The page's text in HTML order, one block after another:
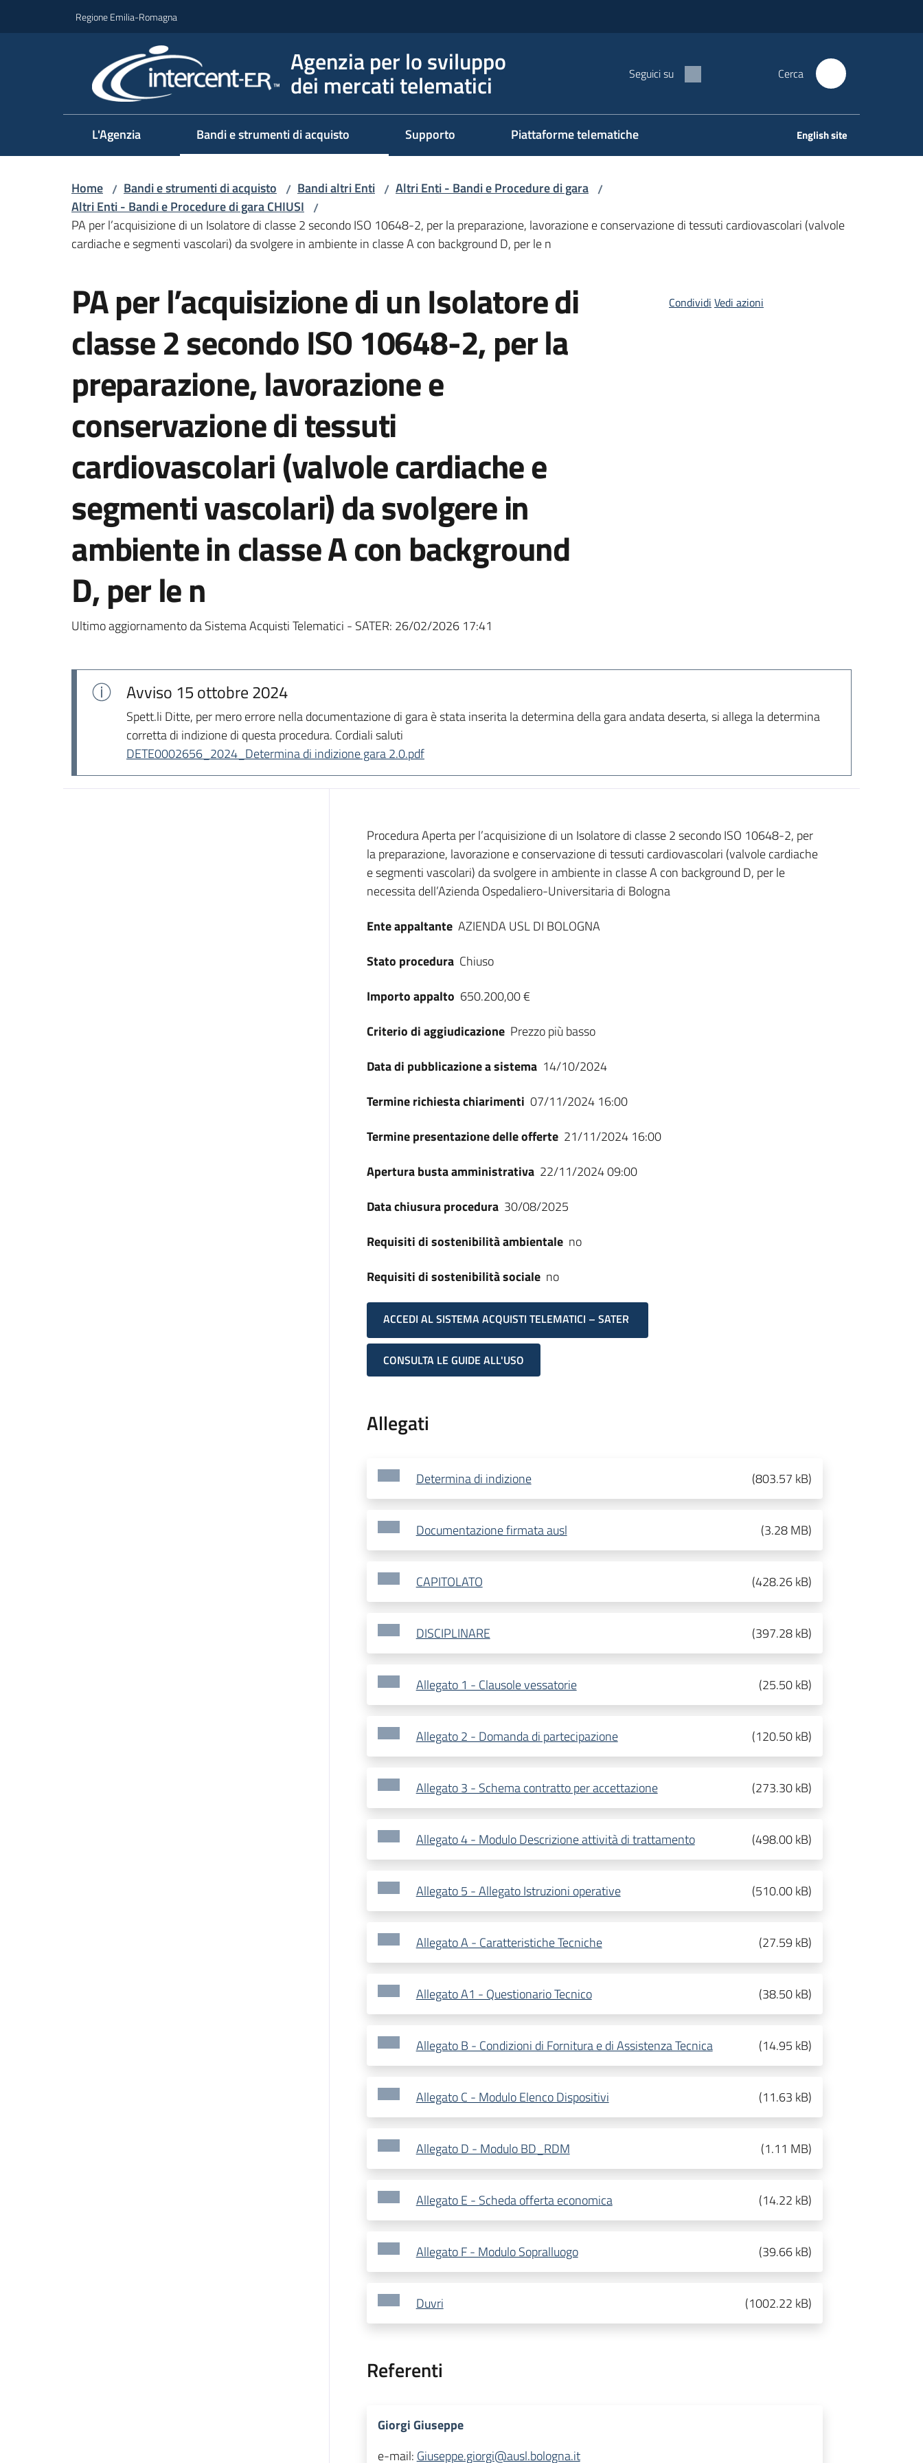
Regione Emilia-Romagna
Agenzia per lo sviluppo
dei mercati telematici Seguici su Cerca
L'Agenzia Bandi e strumenti di acquisto Supporto Piattaforme telematiche English site
Home / Bandi e strumenti di acquisto / Bandi altri Enti / Altri Enti - Bandi e Procedure di gara /
Altri Enti - Bandi e Procedure di gara CHIUSI /
PA per l’acquisizione di un Isolatore di classe 2 secondo ISO 10648-2, per la preparazione, lavorazione e conservazione di tessuti cardiovascolari (valvole
cardiache e segmenti vascolari) da svolgere in ambiente in classe A con background D, per le n
PA per l’acquisizione di un Isolatore di
classe 2 secondo ISO 10648-2, per la
preparazione, lavorazione e
conservazione di tessuti
cardiovascolari (valvole cardiache e
segmenti vascolari) da svolgere in
ambiente in classe A con background
D, per le n
Ultimo aggiornamento da Sistema Acquisti Telematici - SATER: 26/02/2026 17:41
Condividi Vedi azioni
Avviso 15 ottobre 2024
Spett.li Ditte, per mero errore nella documentazione di gara è stata inserita la determina della gara andata deserta, si allega la determina
corretta di indizione di questa procedura. Cordiali saluti
DETE0002656_2024_Determina di indizione gara 2.0.pdf
Dati del bando
Procedura Aperta per l’acquisizione di un Isolatore di classe 2 secondo ISO 10648-2, per
la preparazione, lavorazione e conservazione di tessuti cardiovascolari (valvole cardiache
e segmenti vascolari) da svolgere in ambiente in classe A con background D, per le
necessita dell’Azienda Ospedaliero-Universitaria di Bologna
Ente appaltante AZIENDA USL DI BOLOGNA
Stato procedura Chiuso
Importo appalto 650.200,00 €
Criterio di aggiudicazione Prezzo più basso
Data di pubblicazione a sistema 14/10/2024
Termine richiesta chiarimenti 07/11/2024 16:00
Termine presentazione delle offerte 21/11/2024 16:00
Apertura busta amministrativa 22/11/2024 09:00
Data chiusura procedura 30/08/2025
Requisiti di sostenibilità ambientale no
Requisiti di sostenibilità sociale no
ACCEDI AL SISTEMA ACQUISTI TELEMATICI – SATER
CONSULTA LE GUIDE ALL'USO
Allegati
Determina di indizione (803.57 kB)
Documentazione firmata ausl (3.28 MB)
CAPITOLATO (428.26 kB)
DISCIPLINARE (397.28 kB)
Allegato 1 - Clausole vessatorie (25.50 kB)
Allegato 2 - Domanda di partecipazione (120.50 kB)
Allegato 3 - Schema contratto per accettazione (273.30 kB)
Allegato 4 - Modulo Descrizione attività di trattamento (498.00 kB)
Allegato 5 - Allegato Istruzioni operative (510.00 kB)
Allegato A - Caratteristiche Tecniche (27.59 kB)
Allegato A1 - Questionario Tecnico (38.50 kB)
Allegato B - Condizioni di Fornitura e di Assistenza Tecnica (14.95 kB)
Allegato C - Modulo Elenco Dispositivi (11.63 kB)
Allegato D - Modulo BD_RDM (1.11 MB)
Allegato E - Scheda offerta economica (14.22 kB)
Allegato F - Modulo Sopralluogo (39.66 kB)
Duvri (1002.22 kB)
Referenti
Giorgi Giuseppe
e-mail: Giuseppe.giorgi@ausl.bologna.it